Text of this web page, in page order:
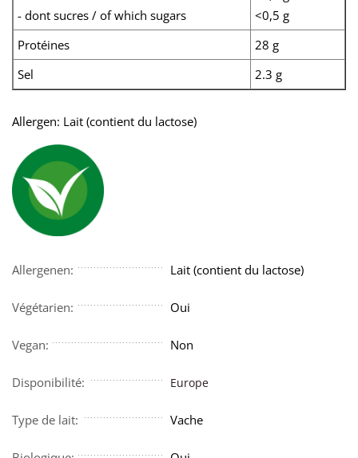
- dont sucres / of which sugars
<0,5 g
Protéines
28 g
Sel
2.3 g
Allergen: Lait (contient du lactose)
Allergenen: Lait (contient du lactose)
Végétarien: Oui
Vegan: Non
Disponibilité: Europe
Type de lait: Vache